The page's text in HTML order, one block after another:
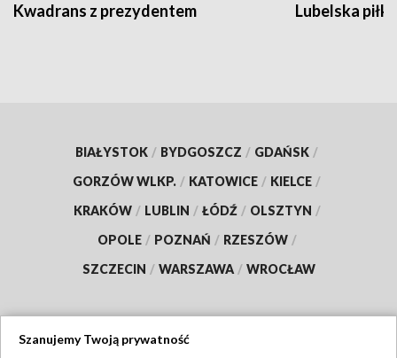
Kwadrans z prezydentem Lubelska piłka
BIAŁYSTOK / BYDGOSZCZ / GDAŃSK /
GORZÓW WLKP. / KATOWICE / KIELCE /
KRAKÓW / LUBLIN / ŁÓDŹ / OLSZTYN /
OPOLE / POZNAŃ / RZESZÓW /
SZCZECIN / WARSZAWA / WROCŁAW
Szanujemy Twoją prywatność